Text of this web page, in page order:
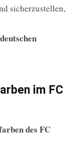
sicherzustellen,
deutschen
im FC
des FC